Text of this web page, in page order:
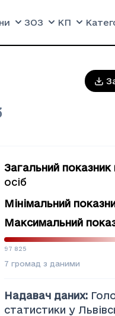
ЗОЗ КП
Загальний показник
осіб
Мінімальний
Максимальний
97 825
7 громад з даними
Надавач даних:
статистики у